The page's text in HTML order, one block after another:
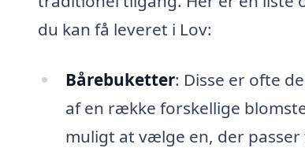
du kan få leveret i Lov:
Bårebuketter: Disse er ofte
af en række forskellige
muligt at vælge en, der